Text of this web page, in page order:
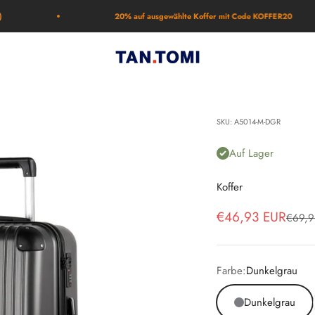
20% auf ausgewählte Koffer mit Code KOFFER20
TAN.TOMI
SKU: A5014-M-DGR
Auf Lager
Koffer
Angebot
€46,93 EUR
Farbe:Dunkelgrau
Dunkelgrau